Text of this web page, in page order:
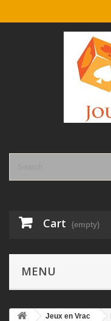
Cart (empty)
MENU
Jeux en Vrac